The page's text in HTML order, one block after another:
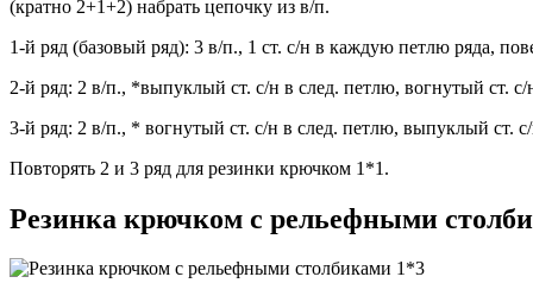
(кратно 2+1+2) набрать цепочку из в/п.
1-й ряд (базовый ряд): 3 в/п., 1 ст. с/н в каждую петлю ряда,
2-й ряд: 2 в/п., *выпуклый ст. с/н в след. петлю, вогнутый ст.
3-й ряд: 2 в/п., * вогнутый ст. с/н в след. петлю, выпуклый ст.
Повторять 2 и 3 ряд для резинки крючком 1*1.
Резинка крючком с рельефными